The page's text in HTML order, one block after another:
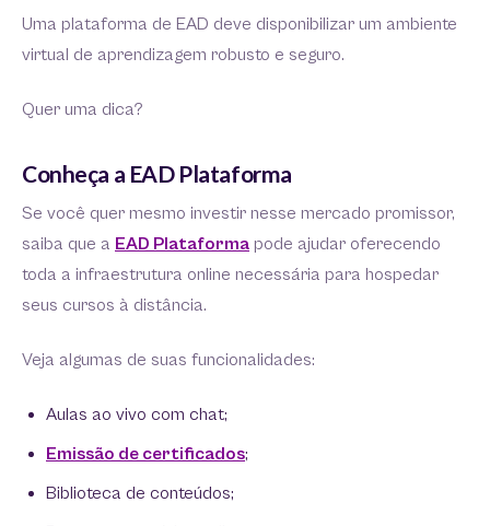
Uma plataforma de EAD deve disponibilizar um ambiente
virtual de aprendizagem robusto e seguro.
Quer uma dica?
Conheça a EAD Plataforma
Se você quer mesmo investir nesse mercado promissor,
saiba que a EAD Plataforma pode ajudar oferecendo
toda a infraestrutura online necessária para hospedar
seus cursos à distância.
Veja algumas de suas funcionalidades:
Aulas ao vivo com chat;
Emissão de certificados;
Biblioteca de conteúdos;